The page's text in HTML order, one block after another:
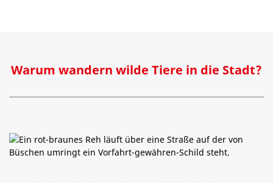
Warum wandern wilde Tiere in die Stadt?